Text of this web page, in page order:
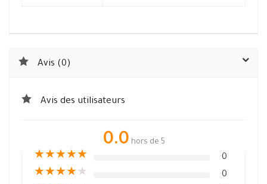
Avis (0)
Avis des utilisateurs
0.0 hors de 5
★★★★★ 0
★★★★★ 0